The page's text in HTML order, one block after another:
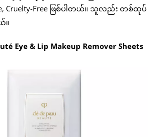
Cruelty-Free ဖြစ်ပါတယ်။ သူလည်း တစ်ထုပ်
။
Eye & Lip Makeup Remover Sheets